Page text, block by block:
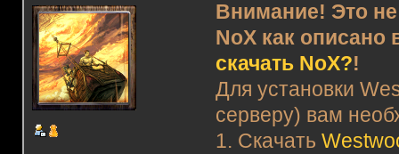
Внимание! Это
NoX как
скачать NoX?!
Для установки
серверу) вам
1. Скачать